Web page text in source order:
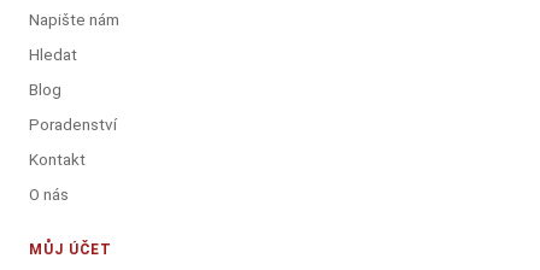
Napište nám
Hledat
Blog
Poradenství
Kontakt
O nás
MŮJ ÚČET